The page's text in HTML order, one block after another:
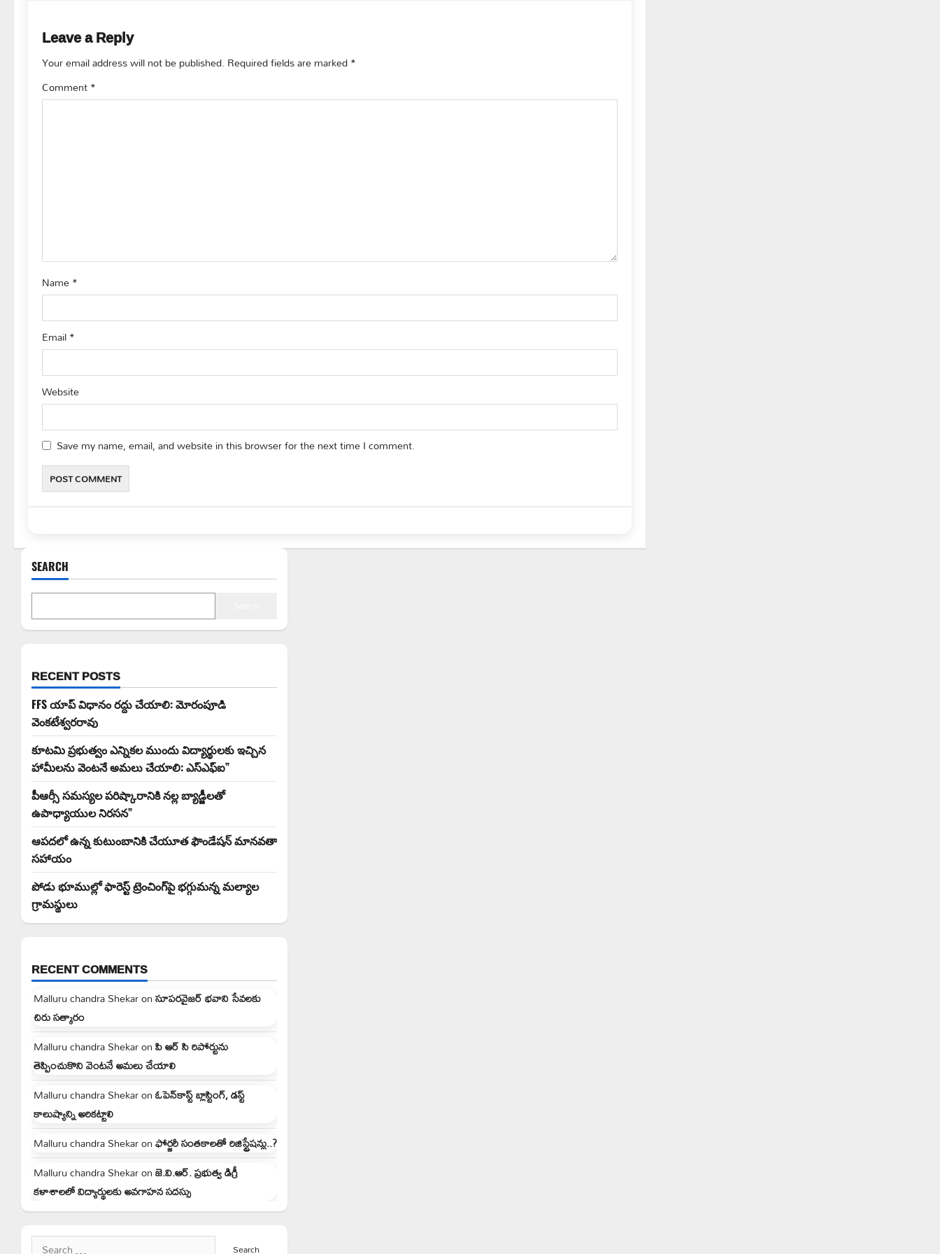
n
a
v
o
n
Leave a Reply
Your email address will not be published. Required fields are marked*
Comment*
Name*
Email*
Website
Save my name, email, and website in this browser for the next time I comment.
SEARCH
RECENT POSTS
FFS యాప్ విధానం రద్దు చేయాలి: మోరంపూడి
వెంకటేశ్వరరావు
కూటమి ప్రభుత్వం ఎన్నికల ముందు విద్యార్థులకు ఇచ్చిన
హామీలను వెంటనే అమలు చేయాలి: ఎస్ఎఫ్ఐ”
పీఆర్సీ సమస్యల పరిష్కారానికి నల్ల బ్యాడ్జీలతో
ఉపాధ్యాయుల నిరసన”
ఆపదలో ఉన్న కుటుంబానికి చేయూత ఫౌండేషన్ మానవతా
సహాయం
పోడు భూముల్లో ఫారెస్ట్ ట్రెంచింగ్‌పై భగ్గుమన్న మల్యాల
గ్రామస్థులు
RECENT COMMENTS
Malluru chandra Shekaronసూపరవైజర్ భవాని సేవలకు
చిరు సత్కారం
Malluru chandra Shekaronపి ఆర్ సి రిపోర్టును
తెప్పించుకొని వెంటనే అమలు చేయాలి
Malluru chandra Shekaronఓపెన్‌కాస్ట్ బ్లాస్టింగ్, డస్ట్
కాలుష్యాన్ని అరికట్టాలి
Malluru chandra Shekaronఫోర్జరీ సంతకాలతో రిజిస్ట్రేషన్లు..?
Malluru chandra Shekaronజె.వి.ఆర్. ప్రభుత్వ డిగ్రీ
కళాశాలలో విద్యార్థులకు అవగాహన సదస్సు
Search